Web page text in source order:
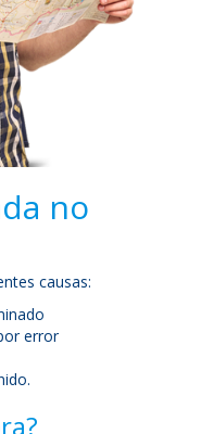
no
causas:
error